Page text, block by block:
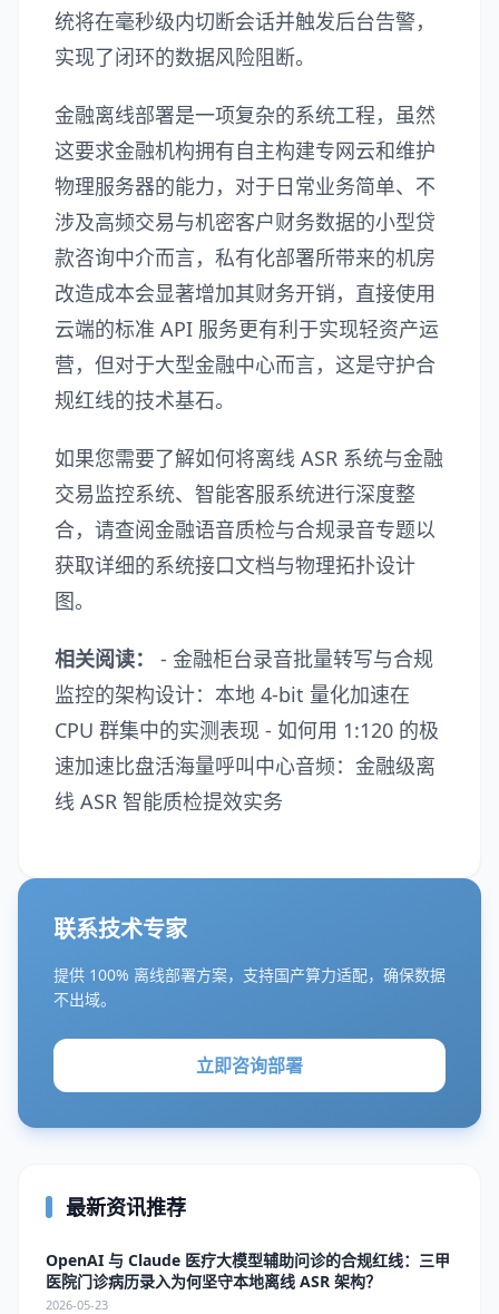
统将在毫秒级内切断会话并触发后台告警，
实现了闭环的数据风险阻断。
金融离线部署是一项复杂的系统工程，虽然
这要求金融机构拥有自主构建专网云和维护
物理服务器的能力，对于日常业务简单、不
涉及高频交易与机密客户财务数据的小型贷
款咨询中介而言，私有化部署所带来的机房
改造成本会显著增加其财务开销，直接使用
云端的标准 API 服务更有利于实现轻资产运
营，但对于大型金融中心而言，这是守护合
规红线的技术基石。
如果您需要了解如何将离线 ASR 系统与金融
交易监控系统、智能客服系统进行深度整
合，请查阅金融语音质检与合规录音专题以
获取详细的系统接口文档与物理拓扑设计
图。
相关阅读： - 金融柜台录音批量转写与合规
监控的架构设计：本地 4-bit 量化加速在
CPU 群集中的实测表现 - 如何用 1:120 的极
速加速比盘活海量呼叫中心音频：金融级离
线 ASR 智能质检提效实务
联系技术专家
提供 100% 离线部署方案，支持国产算力适配，确保数据
不出域。
立即咨询部署
最新资讯推荐
OpenAI 与 Claude 医疗大模型辅助问诊的合规红线：三甲
医院门诊病历录入为何坚守本地离线 ASR 架构？
2026-05-23